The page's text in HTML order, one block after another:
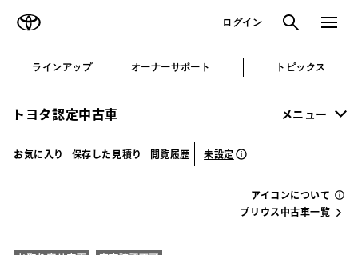
ログイン 検索 メニュ
ラインアップ オーナーサポート トピックス
トヨタ認定中古車 メニュー
お気に入り 保存した見積り 閲覧履歴 未設定
アイコンについて
プリウス中古車一覧